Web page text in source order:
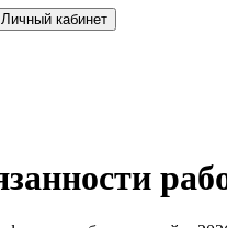
Личный кабинет